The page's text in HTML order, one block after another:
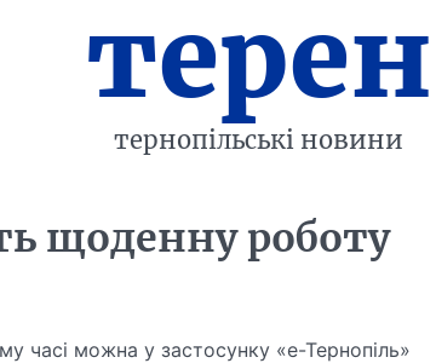
терен
тернопільські новини
щоденну роботу
часі можна у застосунку «е-Тернопіль»